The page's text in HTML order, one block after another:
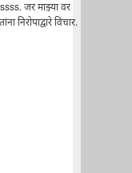
जर माझ्या वर
निरोपाद्वारे विचार.